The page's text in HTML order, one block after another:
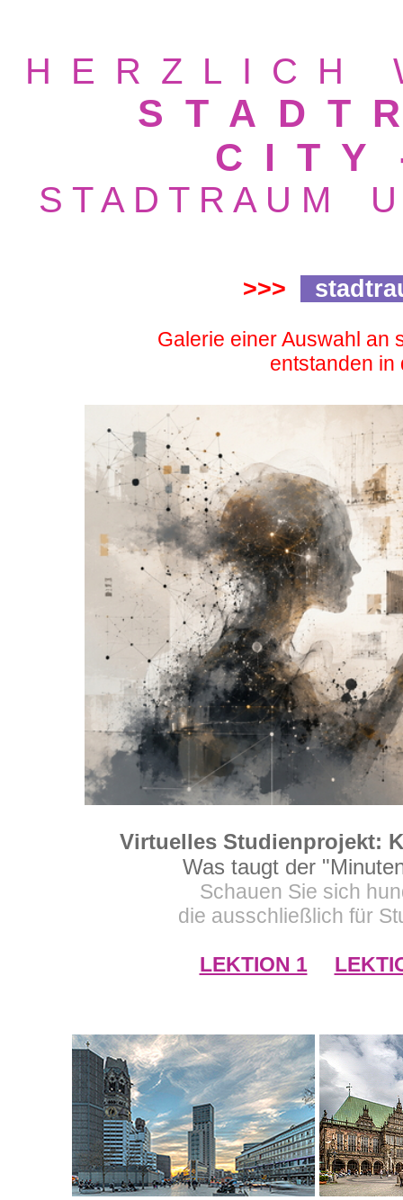
H E R Z L I C H
S T A D T
C I T Y
S T A D T R A U M
>>>
Galerie einer Auswahl an
entstanden in
Virtuelles Studienprojekt:
Was taugt der
Schauen Sie sich
die ausschließlich für
LEKTION 1